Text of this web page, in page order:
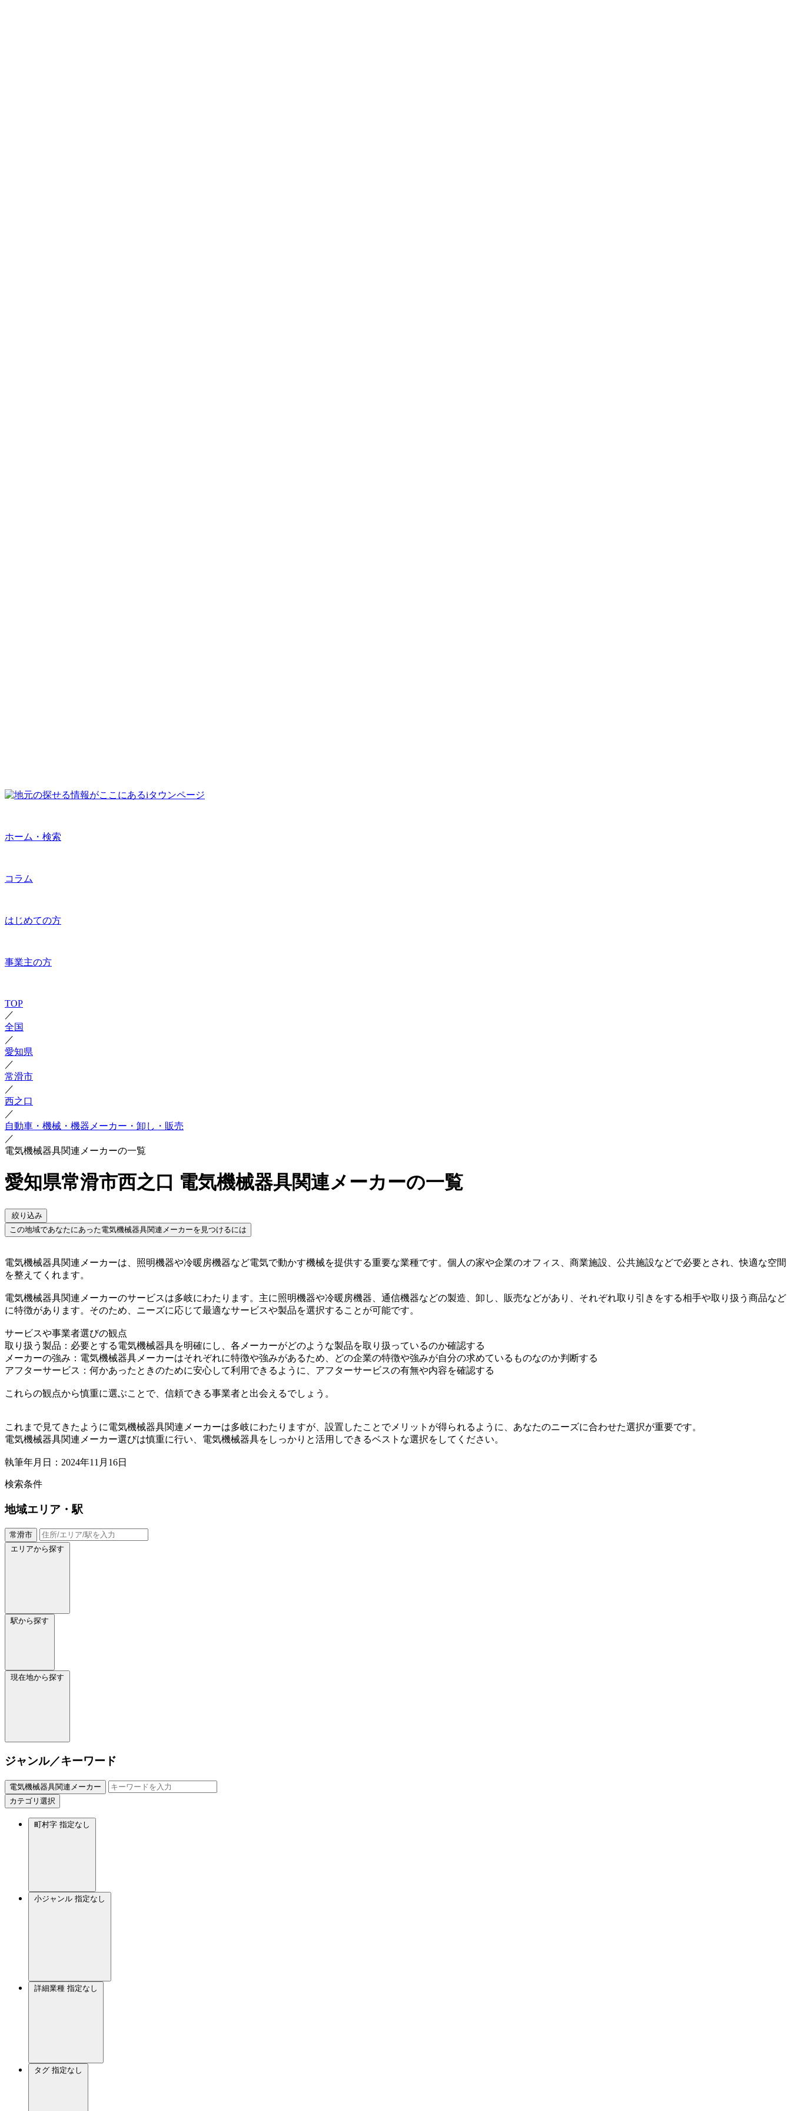
ホーム・検索
コラム
はじめての方
事業主の方
TOP
／
全国
／
愛知県
／
常滑市
／
西之口
／
自動車・機械・機器メーカー・卸し・販売
／
電気機械器具関連メーカーの一覧
愛知県常滑市西之口 電気機械器具関連メーカーの一覧
絞り込み
この地域であなたにあった電気機械器具関連メーカーを見つけるには
電気機械器具関連メーカーは、照明機器や冷暖房機器など電気で動かす機械を提供する重要な業種です。個人の家や企業のオフィス、商業施設、公共施設などで必要とされ、快適な空間
を整えてくれます。
電気機械器具関連メーカーのサービスは多岐にわたります。主に照明機器や冷暖房機器、通信機器などの製造、卸し、販売などがあり、それぞれ取り引きをする相手や取り扱う商品など
に特徴があります。そのため、ニーズに応じて最適なサービスや製品を選択することが可能です。
サービスや事業者選びの観点
取り扱う製品：必要とする電気機械器具を明確にし、各メーカーがどのような製品を取り扱っているのか確認する
メーカーの強み：電気機械器具メーカーはそれぞれに特徴や強みがあるため、どの企業の特徴や強みが自分の求めているものなのか判断する
アフターサービス：何かあったときのために安心して利用できるように、アフターサービスの有無や内容を確認する
これらの観点から慎重に選ぶことで、信頼できる事業者と出会えるでしょう。
これまで見てきたように電気機械器具関連メーカーは多岐にわたりますが、設置したことでメリットが得られるように、あなたのニーズに合わせた選択が重要です。
電気機械器具関連メーカー選びは慎重に行い、電気機械器具をしっかりと活用しできるベストな選択をしてください。
執筆年月日：2024年11月16日
検索条件
地域エリア・駅
常滑市
エリアから探す
駅から探す
現在地から探す
ジャンル／キーワード
電気機械器具関連メーカー
カテゴリ選択
町村字 指定なし
小ジャンル 指定なし
詳細業種 指定なし
タグ 指定なし